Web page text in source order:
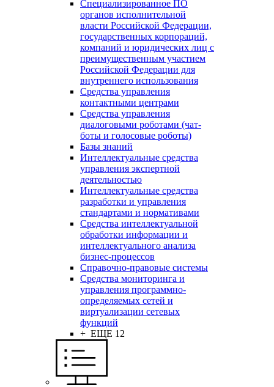
Специализированное ПО
органов исполнительной
власти Российской Федерации,
государственных корпораций,
компаний и юридических лиц с
преимущественным участием
Российской Федерации для
внутреннего использования
Средства управления
контактными центрами
Средства управления
диалоговыми роботами (чат-
боты и голосовые роботы)
Базы знаний
Интеллектуальные средства
управления экспертной
деятельностью
Интеллектуальные средства
разработки и управления
стандартами и нормативами
Средства интеллектуальной
обработки информации и
интеллектуального анализа
бизнес-процессов
Справочно-правовые системы
Средства мониторинга и
управления программно-
определяемых сетей и
виртуализации сетевых
функций
+ ЕЩЕ 12